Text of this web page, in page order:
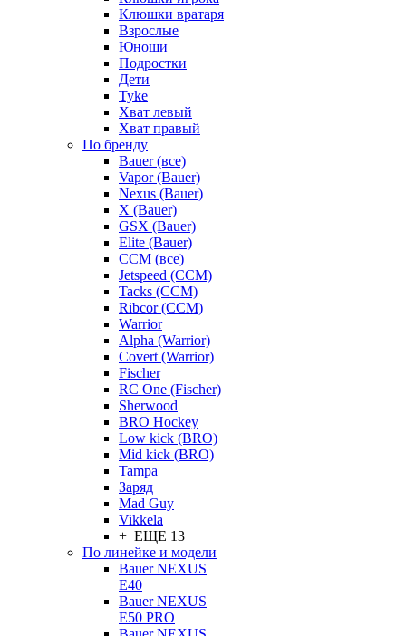
Клюшки вратаря
Взрослые
Юноши
Подростки
Дети
Tyke
Хват левый
Хват правый
По бренду
Bauer (все)
Vapor (Bauer)
Nexus (Bauer)
X (Bauer)
GSX (Bauer)
Elite (Bauer)
CCM (все)
Jetspeed (CCM)
Tacks (CCM)
Ribcor (CCM)
Warrior
Alpha (Warrior)
Covert (Warrior)
Fischer
RC One (Fischer)
Sherwood
BRO Hockey
Low kick (BRO)
Mid kick (BRO)
Tampa
Заряд
Mad Guy
Vikkela
+ ЕЩЕ 13
По линейке и модели
Bauer NEXUS
E40
Bauer NEXUS
E50 PRO